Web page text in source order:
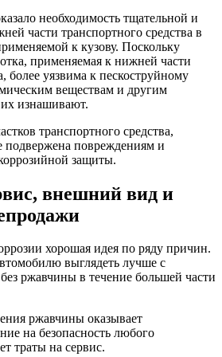
необходимость тщательной и
части транспортного средства в
к кузову. Поскольку
применяемая к нижней части
более уязвима к пескоструйному
веществам и другим
изнашивают.
транспортного средства,
подвержена повреждениям и
защиты.
внешний вид и
хорошая идея по ряду причин.
выглядеть лучше с
без ржавчины в течение большей части
ржавчины оказывает
на безопасность любого
траты на сервис.